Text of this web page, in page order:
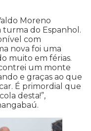
Moreno
turma do Espanhol.
com
nova foi uma
muito em férias.
um monte
e graças ao que
É primordial que
desta!”,